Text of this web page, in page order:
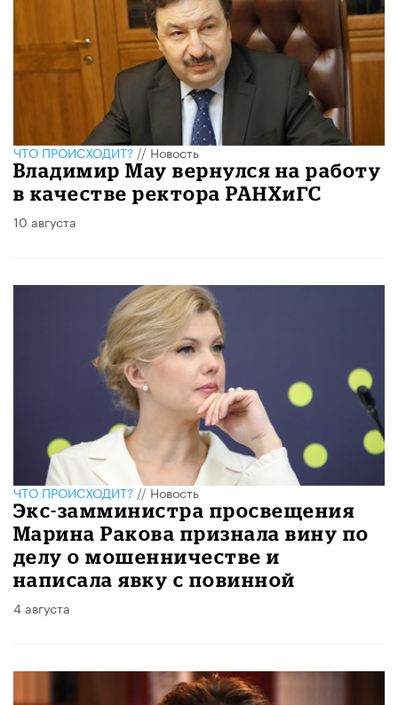
ЧТО ПРОИСХОДИТ?//Новость
Владимир Мау вернулся на работу
в качестве ректора РАНХиГС
10 августа
ЧТО ПРОИСХОДИТ? //Новость
Экс-замминистра просвещения
Марина Ракова признала вину по
делу о мошенничестве и
написала явку с повинной
4 августа